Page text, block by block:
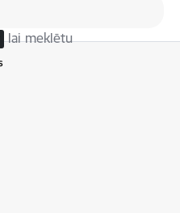
lai meklētu